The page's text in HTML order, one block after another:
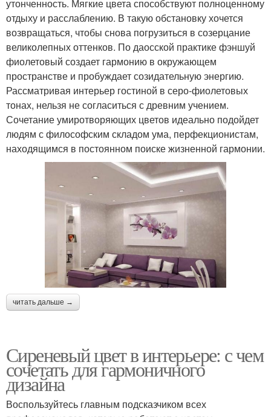
утонченность. Мягкие цвета способствуют полноценному
отдыху и расслаблению. В такую обстановку хочется
возвращаться, чтобы снова погрузиться в созерцание
великолепных оттенков. По даосской практике фэншуй
фиолетовый создает гармонию в окружающем
пространстве и пробуждает созидательную энергию.
Рассматривая интерьер гостиной в серо-фиолетовых
тонах, нельзя не согласиться с древним учением.
Сочетание умиротворяющих цветов идеально подойдет
людям с философским складом ума, перфекционистам,
находящимся в постоянном поиске жизненной гармонии.
читать дальше →
Сиреневый цвет в интерьере: с чем
сочетать для гармоничного
дизайна
Воспользуйтесь главным подсказчиком всех